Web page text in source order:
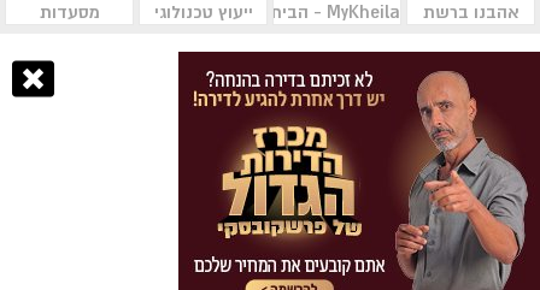
אהבנו ברשת
MyKheila - הבית לעסקים וקהילות ייעוץ טכנולוגי מסעדות